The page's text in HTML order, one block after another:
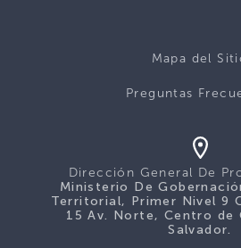
Mapa del
Preguntas
Dirección General De
Ministerio De
Territorial, Primer Nivel 9
15 Av. Norte, Centro de
Salvador.